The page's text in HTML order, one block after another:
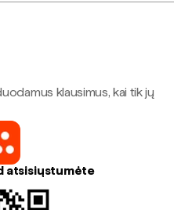
klausimus, kai tik jų
atsisiųstumėte